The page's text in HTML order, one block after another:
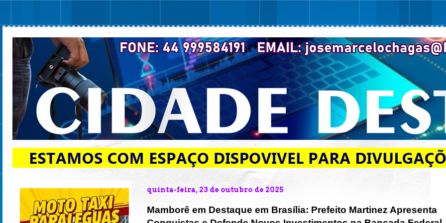
quinta-feira, 23 de outubro de 2025
Mamborê em Destaque em Brasília: Prefeito Martinez Apresenta